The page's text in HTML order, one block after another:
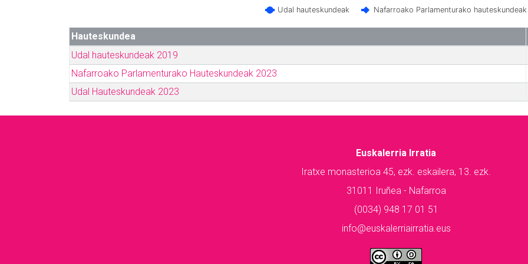
Udal hauteskundeak Nafarroako Parlamenturako hauteskundeak
Hauteskundea
Udal hauteskundeak 2019
Nafarroako Parlamenturako Hauteskundeak 2023
Udal Hauteskundeak 2023
Euskalerria Irratia
Iratxe monasterioa 45, ezk. eskailera, 13. ezk.
31011 Iruñea - Nafarroa
(0034) 948 17 01 51
info@euskalerriairratia.eus